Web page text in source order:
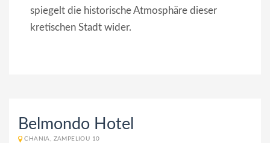
spiegelt die historische Atmosphäre dieser
kretischen Stadt wider.
Belmondo Hotel
CHANIA, ZAMPELIOU 10